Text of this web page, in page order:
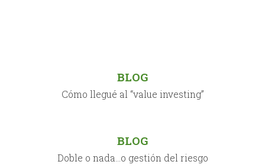
BLOG
Cómo llegué al “value investing”
BLOG
Doble o nada…o gestión del riesgo